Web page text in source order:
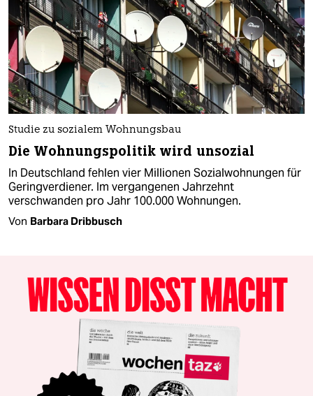
Studie zu sozialem Wohnungsbau
Die Wohnungspolitik wird unsozial
In Deutschland fehlen vier Millionen Sozialwohnungen für
Geringverdiener. Im vergangenen Jahrzehnt
verschwanden pro Jahr 100.000 Wohnungen.
Von Barbara Dribbusch